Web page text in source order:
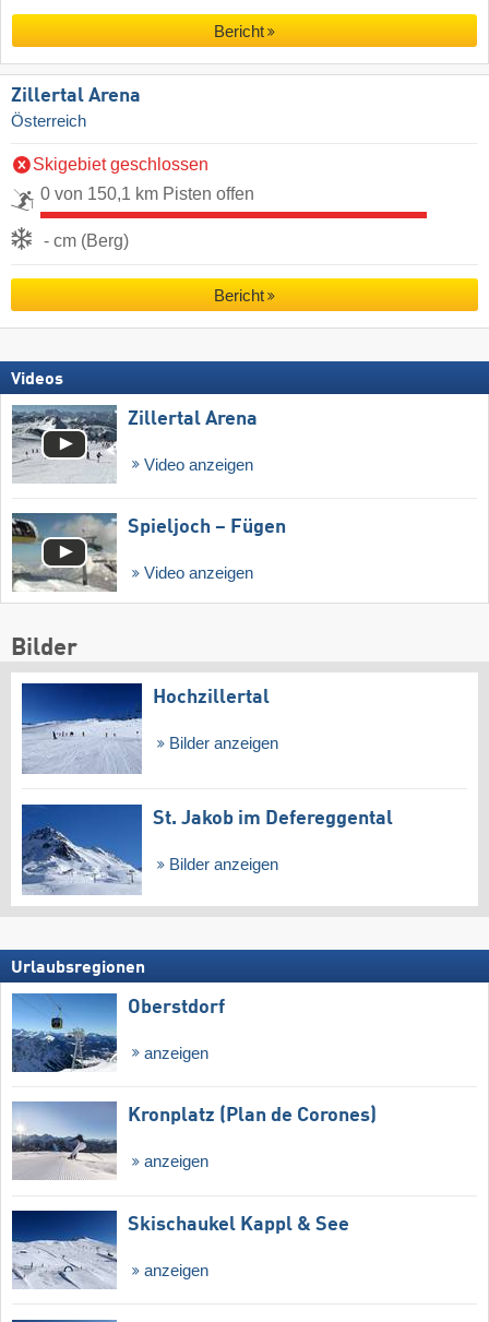
Bericht
Zillertal Arena
Österreich
Skigebiet geschlossen
0 von 150,1 km Pisten offen
- cm (Berg)
Bericht
Videos
Zillertal Arena
Video anzeigen
Spieljoch – Fügen
Video anzeigen
Bilder
Hochzillertal
Bilder anzeigen
St. Jakob im Defereggental
Bilder anzeigen
Urlaubsregionen
Oberstdorf
anzeigen
Kronplatz (Plan de Corones)
anzeigen
Skischaukel Kappl & See
anzeigen